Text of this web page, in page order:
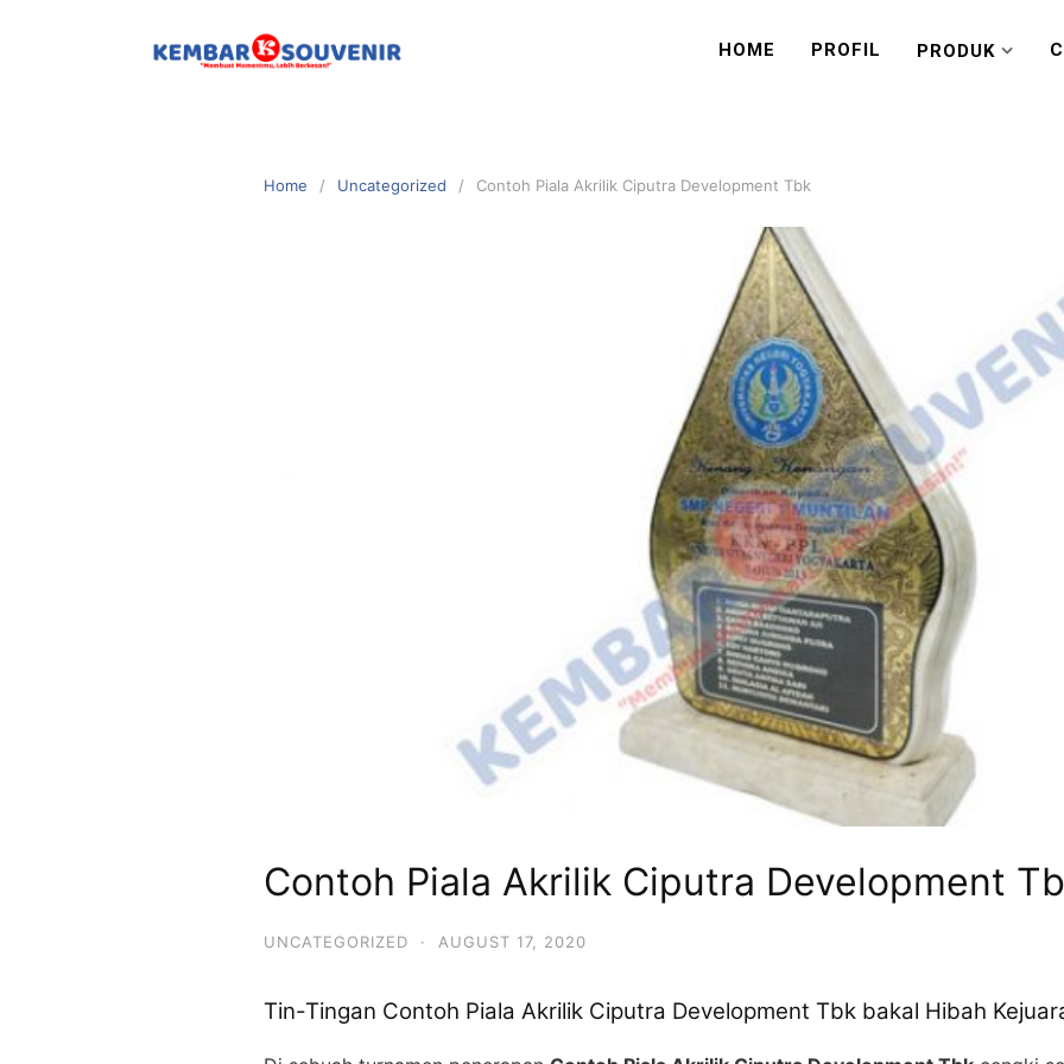
HOME PROFIL PRODUK
Home Uncategorized Contoh Piala Akrilik Ciputra Development Tbk
Contoh Piala Akrilik Ciputra Development
UNCATEGORIZED · AUGUST 17, 2020
Tin-Tingan Contoh Piala Akrilik Ciputra Development Tbk bakal Hibah